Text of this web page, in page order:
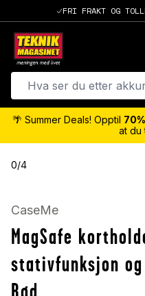
FRI FRAKT OG
🌴 Summer Deals! Opptil
at du
0/4
CaseMe
MagSafe
stativfunksjon
Rød